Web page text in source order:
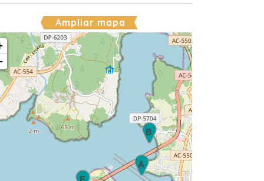
Ampliar mapa
A
B